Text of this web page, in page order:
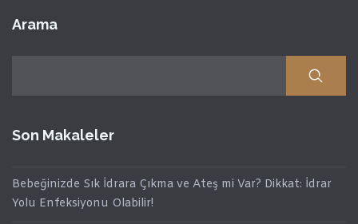
Arama
Son Makaleler
Bebeğinizde Sık İdrara Çıkma ve Ateş mi Var? Dikkat: İdrar
Yolu Enfeksiyonu Olabilir!